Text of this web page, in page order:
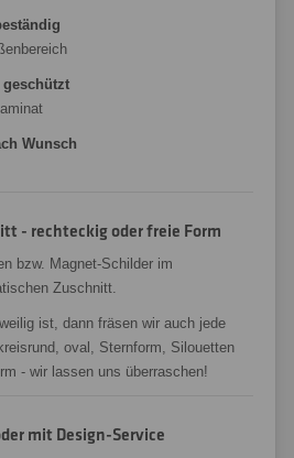
geschützt
Wunsch
- rechteckig oder freie Form
bzw. Magnet-Schilder im
Zuschnitt.
ist, dann fräsen wir auch jede
oval, Sternform, Silouetten
- wir lassen uns überraschen!
mit Design-Service